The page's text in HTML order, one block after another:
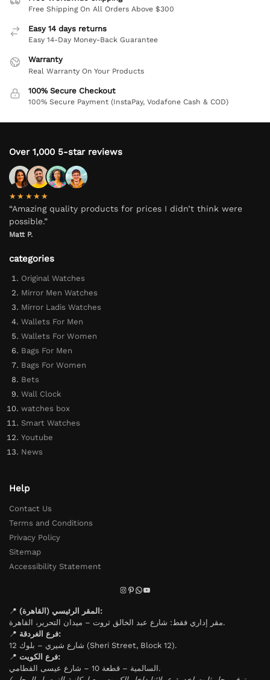
Free Shipping On All Orders Above $300
Easy 14 days returns
Easy 14-Day Money-Back Guarantee
Warranty
Real Warranty On Your Products
100% Secure Checkout
100% Secure Payment (InstaPay, Vodafone Cash & COD)
Over 1,000 5-star reviews
★★★★★
“Amazing quality products for prices I didn’t think were
possible.”
Matt P.
categories
Original Watches
Mirror Men Watches
Mirror Ladis Watches
Wallets For Men
Wallets For Women
Bags For Men
Bags For Women
Bets
Wall Clock
watches box
Smart Watches
Youtube
News
Help
Contact Us
Terms and Conditions
Privacy Policy
Sitemap
Accessibility Statement
📍
المقر الرئيسي (القاهرة):
مقر إداري فقط: شارع عبد الخالق ثروت – ميدان التحرير، القاهرة.
📍
فرع الغردقة:
شارع شيري – بلوك 12 (Sheri Street, Block 12).
📍
فرع الكويت:
السالمية – قطعة 10 – شارع عيسى القطامي.